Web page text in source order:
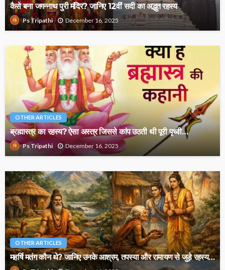
कैसे बना जगन्नाथ पुरी मंदिर? जानिए 12वीं सदी का अद्भुत रहस्य
Ps Tripathi December 16, 2025
OTHER ARTICLES
ब्रह्मास्त्र का रहस्य? ऐसा अस्त्र जिससे कांप उठती थी पूरी पृथ्वी…
Ps Tripathi December 16, 2025
OTHER ARTICLES
महर्षि मतंग कौन थे? जानिए उनके आश्रम, तपस्या और रामायण से जुड़े रहस्य…